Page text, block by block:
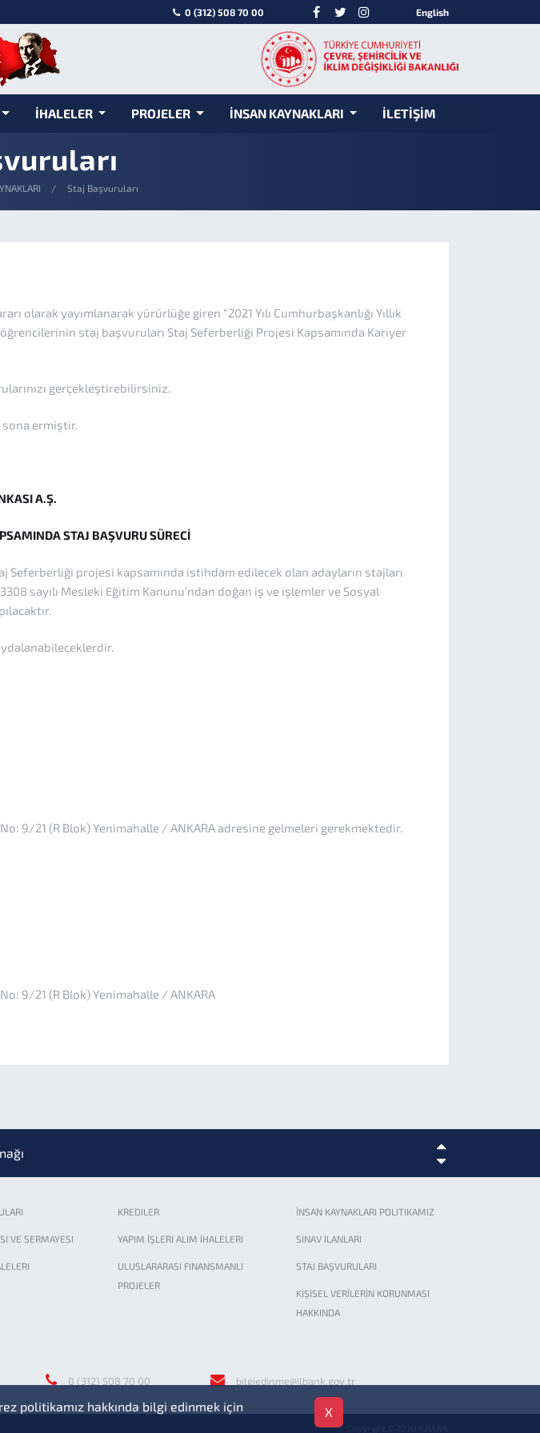
0 (312) 508 70 00 English
İHALELER PROJELER İNSAN KAYNAKLARI İLETİŞİM
Staj Başvuruları
olarak yayımlanarak yürürlüğe giren “2021 Yılı Cumhurbaşkanlığı Yıllık
staj başvuruları Staj Seferberliği Projesi Kapsamında Kariyer
gerçekleştirebilirsiniz.
sona ermiştir.
A.Ş.
STAJ BAŞVURU SÜRECİ
projesi kapsamında istihdam edilecek olan adayların stajları
sayılı Mesleki Eğitim Kanunu’ndan doğan iş ve işlemler ve Sosyal
No: 9/21 (R Blok) Yenimahalle / ANKARA adresine gelmeleri gerekmektedir.
9/21 (R Blok) Yenimahalle / ANKARA
KREDILER İNSAN KAYNAKLARI POLITIKAMIZ
VE SERMAYESI YAPIM İŞLERI ALIM İHALELERI SINAV İLANLARI
ULUSLARARASI FINANSMANLI
PROJELER
STAJ BAŞVURULARI
KİŞİSEL VERİLERİN KORUNMASI
HAKKINDA
0 (312) 508 70 00 bilgiedinme@ilbank.gov.tr
politikamız hakkında bilgi edinmek için
X